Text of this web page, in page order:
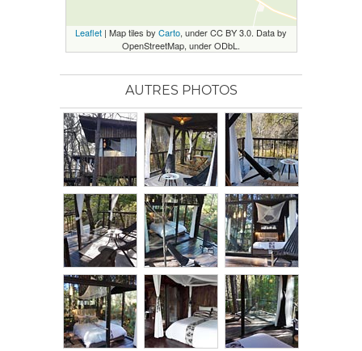
Leaflet | Map tiles by Carto, under CC BY 3.0. Data by
OpenStreetMap, under ODbL.
AUTRES PHOTOS